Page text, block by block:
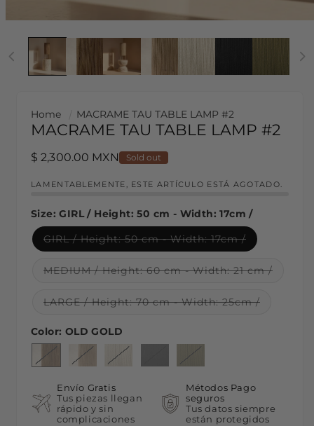
Home MACRAME TAU TABLE LAMP #2
MACRAME TAU TABLE LAMP #2
Regular price
$ 2,300.00 MXN Sold out
LAMENTABLEMENTE, ESTE ARTÍCULO ESTÁ AGOTADO.
Size:GIRL / Height: 50 cm - Width: 17cm /
GIRL / Height: 50 cm - Width: 17cm /
Variant sold out or unavailable
MEDIUM / Height: 60 cm - Width: 21 cm /
Variant sold out or unavailable
LARGE / Height: 70 cm - Width: 25cm /
Variant sold out or unavailable
Color: OLD GOLD
OLD GOLD
Variant sold out or unavailable
KHAKI
Variant sold out or unavailable
BONE
Variant sold out or unavailable
Envío Gratis
Tus piezas llegan
rápido y sin
complicaciones
Métodos Pago
seguros
Tus datos siempre
están protegidos